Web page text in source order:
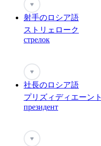
♥
射手のロシア語
ストリェローク
стрелок
♥
社長のロシア語
プリズィディエーント
президент
♥